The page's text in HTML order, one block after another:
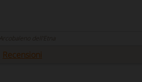
dell'Etna
Recensioni